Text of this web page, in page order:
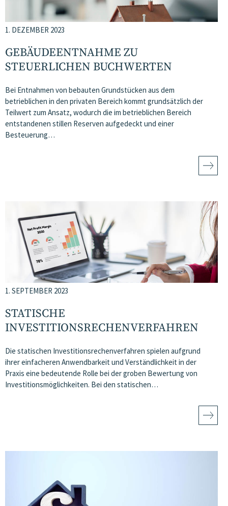
1. DEZEMBER 2023
GEBÄUDEENTNAHME ZU
STEUERLICHEN BUCHWERTEN
Bei Entnahmen von bebauten Grundstücken aus dem
betrieblichen in den privaten Bereich kommt grundsätzlich der
Teilwert zum Ansatz, wodurch die im betrieblichen Bereich
entstandenen stillen Reserven aufgedeckt und einer
Besteuerung…
1. SEPTEMBER 2023
STATISCHE
INVESTITIONSRECHENVERFAHREN
Die statischen Investitionsrechenverfahren spielen aufgrund
ihrer einfacheren Anwendbarkeit und Verständlichkeit in der
Praxis eine bedeutende Rolle bei der groben Bewertung von
Investitionsmöglichkeiten. Bei den statischen…